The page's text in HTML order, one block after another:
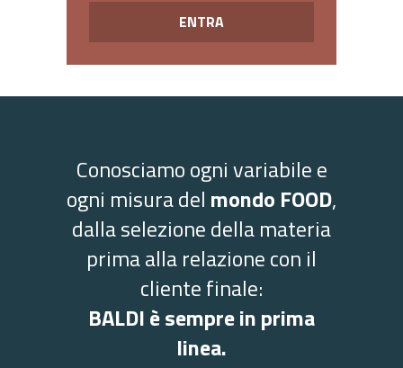
ENTRA
Conosciamo ogni variabile e
ogni misura del mondo FOOD,
dalla selezione della materia
prima alla relazione con il
cliente finale:
BALDI è sempre in prima
linea.